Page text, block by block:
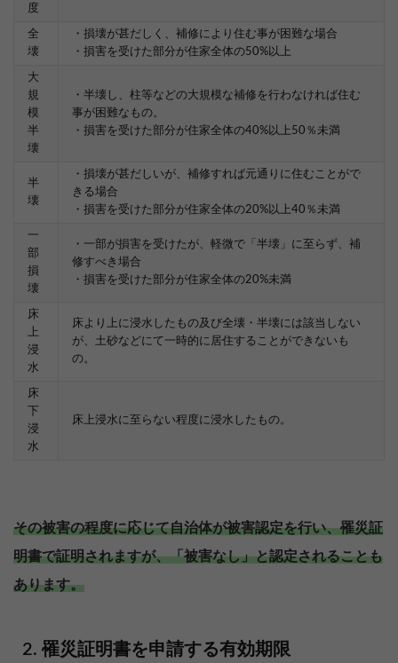
度
全
壊
・損壊が甚だしく、補修により住む事が困難な場合
・損害を受けた部分が住家全体の50%以上
大
規
模
半
壊
・半壊し、柱等などの大規模な補修を行わなければ住む
事が困難なもの。
・損害を受けた部分が住家全体の40%以上50％未満
半
壊
・損壊が甚だしいが、補修すれば元通りに住むことがで
きる場合
・損害を受けた部分が住家全体の20%以上40％未満
一
部
損
壊
・一部が損害を受けたが、軽微で「半壊」に至らず、補
修すべき場合
・損害を受けた部分が住家全体の20%未満
床
上
浸
水
床より上に浸水したもの及び全壊・半壊には該当しない
が、土砂などにて一時的に居住することができないも
の。
床
下
浸
水
床上浸水に至らない程度に浸水したもの。
その被害の程度に応じて自治体が被害認定を行い、罹災証
明書で証明されますが、「被害なし」と認定されることも
あります。
罹災証明書を申請する有効期限